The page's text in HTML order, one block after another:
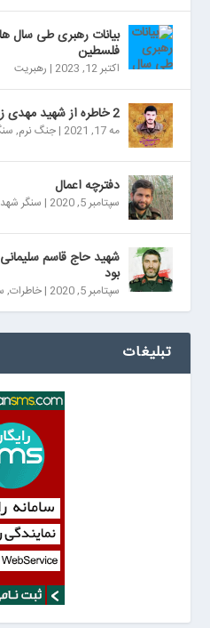
بیانات رهبری طی سال
فلسطین
اکتبر 12, 2023 | رهبریت
2 خاطره از شهید مهدی زین الدین
مه 17, 2021 |جنگ نرم,
دفترچه اعمال
سپتامبر 5, 2020 | سنگر
شهید حاج قاسم
بود
سپتامبر 5, 2020 |خاطرات,
تبلیغات